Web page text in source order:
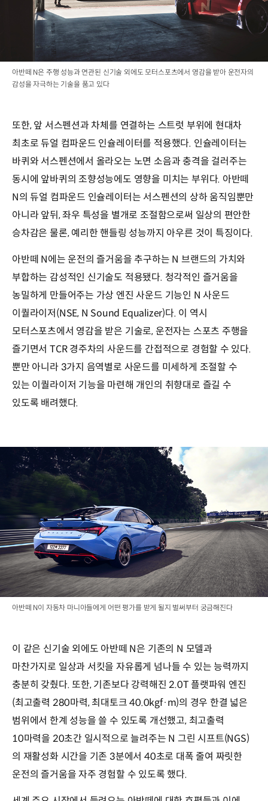
아반떼 N은 주행 성능과 연관된 신기술 외에도 모터스포츠에서 영감을 받아 운전자의
감성을 자극하는 기술을 품고 있다
또한, 앞 서스펜션과 차체를 연결하는 스트럿 부위에 현대차
최초로 듀얼 컴파운드 인슐레이터를 적용했다. 인슐레이터는
바퀴와 서스펜션에서 올라오는 노면 소음과 충격을 걸러주는
동시에 앞바퀴의 조향성능에도 영향을 미치는 부위다. 아반떼
N의 듀얼 컴파운드 인슐레이터는 서스펜션의 상하 움직임뿐만
아니라 앞뒤, 좌우 특성을 별개로 조절함으로써 일상의 편안한
승차감은 물론, 예리한 핸들링 성능까지 아우른 것이 특징이다.
아반떼 N에는 운전의 즐거움을 추구하는 N 브랜드의 가치와
부합하는 감성적인 신기술도 적용됐다. 청각적인 즐거움을
농밀하게 만들어주는 가상 엔진 사운드 기능인 N 사운드
이퀄라이저(NSE, N Sound Equalizer)다. 이 역시
모터스포츠에서 영감을 받은 기술로, 운전자는 스포츠 주행을
즐기면서 TCR 경주차의 사운드를 간접적으로 경험할 수 있다.
뿐만 아니라 3가지 음역별로 사운드를 미세하게 조절할 수
있는 이퀄라이저 기능을 마련해 개인의 취향대로 즐길 수
있도록 배려했다.
아반떼 N이 자동차 마니아들에게 어떤 평가를 받게 될지 벌써부터 궁금해진다
이 같은 신기술 외에도 아반떼 N은 기존의 N 모델과
마찬가지로 일상과 서킷을 자유롭게 넘나들 수 있는 능력까지
충분히 갖췄다. 또한, 기존보다 강력해진 2.0T 플랫파워 엔진
(최고출력 280마력, 최대토크 40.0kgf·m)의 경우 한결 넓은
범위에서 한계 성능을 쓸 수 있도록 개선했고, 최고출력
10마력을 20초간 일시적으로 늘려주는 N 그린 시프트(NGS)
의 재활성화 시간을 기존 3분에서 40초로 대폭 줄여 짜릿한
운전의 즐거움을 자주 경험할 수 있도록 했다.